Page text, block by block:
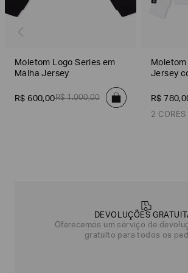
Moletom Logo Series em
Malha Jersey
R$ 600,00R$ 1.000,00
Jersey
R$ 780,
2 CORES
DEVOLUÇÕES
Oferecemos um serviço de
gratuito para todos os